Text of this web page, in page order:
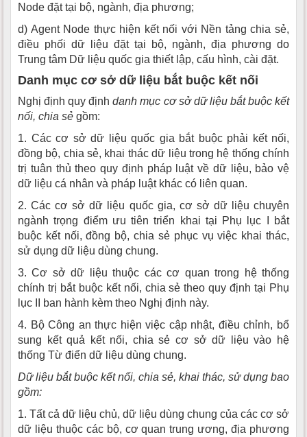
Node đặt tại bộ, ngành, địa phương;
d) Agent Node thực hiện kết nối với Nền tảng chia sẻ,
điều phối dữ liệu đặt tại bộ, ngành, địa phương do
Trung tâm Dữ liệu quốc gia thiết lập, cấu hình, cài đặt.
Danh mục cơ sở dữ liệu bắt buộc kết nối
Nghị định quy địnhdanh mục cơ sở dữ liệu bắt buộc kết
nối, chia sẻ gồm:
1. Các cơ sở dữ liệu quốc gia bắt buộc phải kết nối,
đồng bộ, chia sẻ, khai thác dữ liệu trong hệ thống chính
trị tuân thủ theo quy định pháp luật về dữ liệu, bảo vệ
dữ liệu cá nhân và pháp luật khác có liên quan.
2. Các cơ sở dữ liệu quốc gia, cơ sở dữ liệu chuyên
ngành trọng điểm ưu tiên triển khai tại Phụ lục I bắt
buộc kết nối, đồng bộ, chia sẻ phục vụ việc khai thác,
sử dụng dữ liệu dùng chung.
3. Cơ sở dữ liệu thuộc các cơ quan trong hệ thống
chính trị bắt buộc kết nối, chia sẻ theo quy định tại Phụ
lục II ban hành kèm theo Nghị định này.
4. Bộ Công an thực hiện việc cập nhật, điều chỉnh, bổ
sung kết quả kết nối, chia sẻ cơ sở dữ liệu vào hệ
thống Từ điển dữ liệu dùng chung.
Dữ liệu bắt buộc kết nối, chia sẻ, khai thác, sử dụng bao
gồm:
1. Tất cả dữ liệu chủ, dữ liệu dùng chung của các cơ sở
dữ liệu thuộc các bộ, cơ quan trung ương, địa phương